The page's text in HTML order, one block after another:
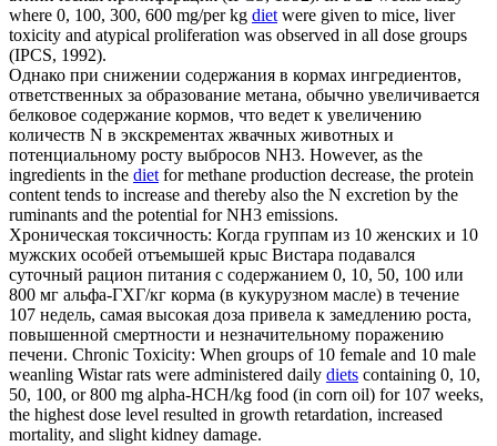
where 0, 100, 300, 600 mg/per kg dietwere given to mice, liver
toxicity and atypical proliferation was observed in all dose groups
(IPCS, 1992).
Однако при снижении содержания в кормах ингредиентов,
ответственных за образование метана, обычно увеличивается
белковое содержание кормов, что ведет к увеличению
количеств N в экскрементах жвачных животных и
потенциальному росту выбросов NH3. However, as the
ingredients in the dietfor methane production decrease, the protein
content tends to increase and thereby also the N excretion by the
ruminants and the potential for NH3 emissions.
Хроническая токсичность: Когда группам из 10 женских и 10
мужских особей отъемышей крыс Вистара подавался
суточный рацион питания с содержанием 0, 10, 50, 100 или
800 мг альфа-ГХГ/кг корма (в кукурузном масле) в течение
107 недель, самая высокая доза привела к замедлению роста,
повышенной смертности и незначительному поражению
печени. Chronic Toxicity: When groups of 10 female and 10 male
weanling Wistar rats were administered daily diets containing 0, 10,
50, 100, or 800 mg alpha-HCH/kg food (in corn oil) for 107 weeks,
the highest dose level resulted in growth retardation, increased
mortality, and slight kidney damage.